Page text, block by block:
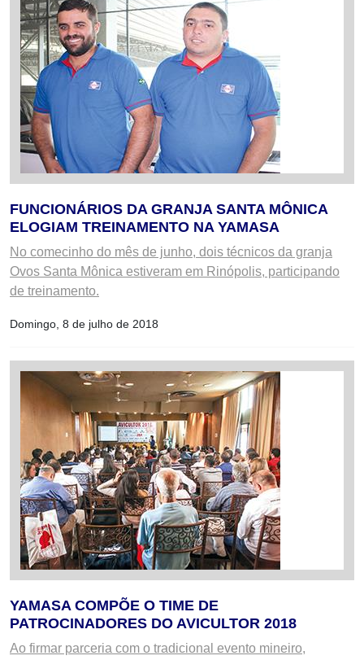
FUNCIONÁRIOS DA GRANJA SANTA MÔNICA
ELOGIAM TREINAMENTO NA YAMASA
No comecinho do mês de junho, dois técnicos da granja
Ovos Santa Mônica estiveram em Rinópolis, participando
de treinamento.
Domingo, 8 de julho de 2018
YAMASA COMPÕE O TIME DE
PATROCINADORES DO AVICULTOR 2018
Ao firmar parceria com o tradicional evento mineiro,